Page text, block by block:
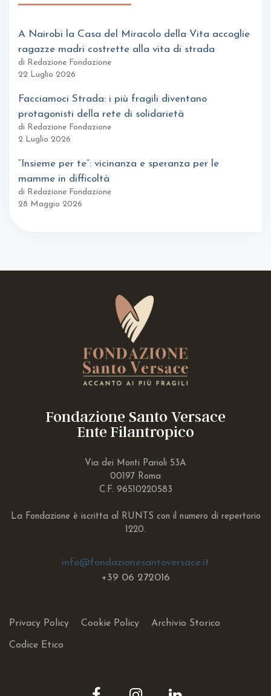
A Nairobi la Casa del Miracolo della Vita accoglie
ragazze madri costrette alla vita di strada
di Redazione Fondazione
22 Luglio 2026
Facciamoci Strada: i più fragili diventano
protagonisti della rete di solidarietà
di Redazione Fondazione
2 Luglio 2026
“Insieme per te”: vicinanza e speranza per le
mamme in difficoltà
di Redazione Fondazione
28 Maggio 2026
Fondazione Santo Versace
Ente Filantropico
Via dei Monti Parioli 53A
00197 Roma
C.F. 96510220583
La Fondazione è iscritta al RUNTS con il numero di repertorio
1220.
info@fondazionesantoversace.it
+39 06 272016
Privacy Policy Cookie Policy Archivio Storico
Codice Etico